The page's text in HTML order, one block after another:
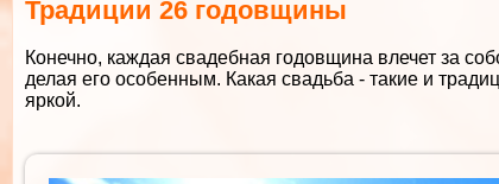
Традиции 26 годовщины
Конечно, каждая свадебная годовщина влечет за
делая его особенным. Какая свадьба - такие и
яркой.